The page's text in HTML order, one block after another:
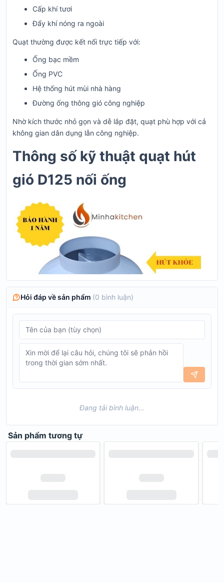
Cấp khí tươi
Đẩy khí nóng ra ngoài
Quạt thường được kết nối trực tiếp với:
Ống bạc mềm
Ống PVC
Hệ thống hút mùi nhà hàng
Đường ống thông gió công nghiệp
Nhờ kích thước nhỏ gọn và dễ lắp đặt, quạt phù hợp với cả
không gian dân dụng lẫn công nghiệp.
Thông số kỹ thuật quạt hút
gió D125 nối ống
Hỏi đáp về sản phẩm (0 bình luận)
Đang tải bình luận...
Sản phẩm tương tự